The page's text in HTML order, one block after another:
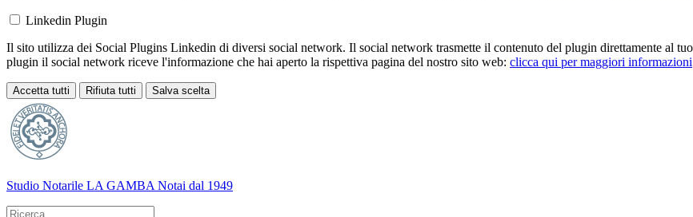
Linkedin Plugin
Il sito utilizza dei Social Plugins Linkedin di diversi social network. Il social network trasmette il contenuto del plugin direttamente al
plugin il social network riceve l'informazione che hai aperto la rispettiva pagina del nostro sito web: clicca qui per maggiori informazioni
Accetta tutti Rifiuta tutti Salva scelta
Loading...
Studio Notarile LA GAMBA Notai dal 1949